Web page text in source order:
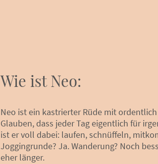
Wie ist Neo:
Neo ist ein kastrierter Rüde mit
Glauben, dass jeder Tag eigentlich für
ist er voll dabei: laufen, schnüffeln,
Joggingrunde? Ja. Wanderung? Noch
eher länger.